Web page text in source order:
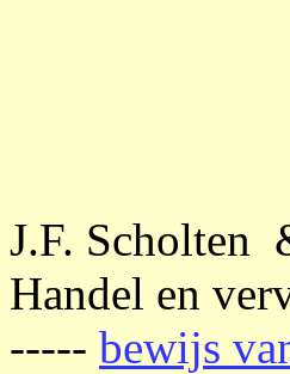
J.F. Scholten
Handel en
----- bewijs